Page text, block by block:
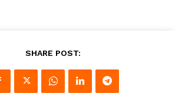
SHARE POST: